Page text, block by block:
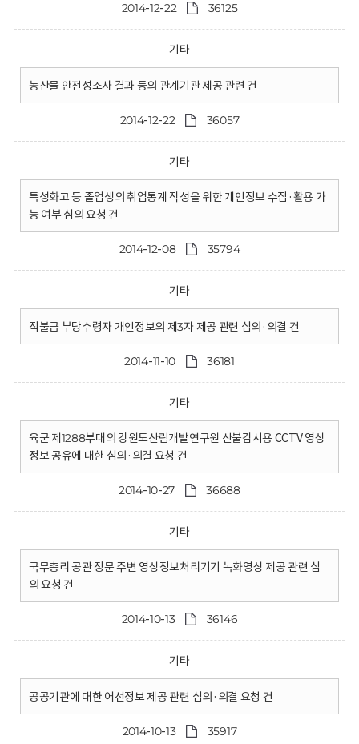
2014-12-22 36125
기타
농산물 안전성조사 결과 등의 관계기관 제공 관련 건
2014-12-22 36057
기타
특성화고 등 졸업생의 취업통계 작성을 위한 개인정보 수집·활용 가
능 여부 심의 요청 건
2014-12-08 35794
기타
직불금 부당수령자 개인정보의 제3자 제공 관련 심의·의결 건
2014-11-10 36181
기타
육군 제1288부대의 강원도산림개발연구원 산불감시용 CCTV 영상
정보 공유에 대한 심의·의결 요청 건
2014-10-27 36688
기타
국무총리 공관 정문 주변 영상정보처리기기 녹화영상 제공 관련 심
의 요청 건
2014-10-13 36146
기타
공공기관에 대한 어선정보 제공 관련 심의·의결 요청 건
2014-10-13 35917